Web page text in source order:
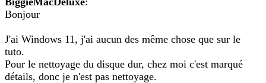
Bonjour
J'ai Windows 11, j'ai aucun des même chose que sur le
tuto.
Pour le nettoyage du disque dur, chez moi c'est marqué
détails, donc je n'est pas nettoyage.